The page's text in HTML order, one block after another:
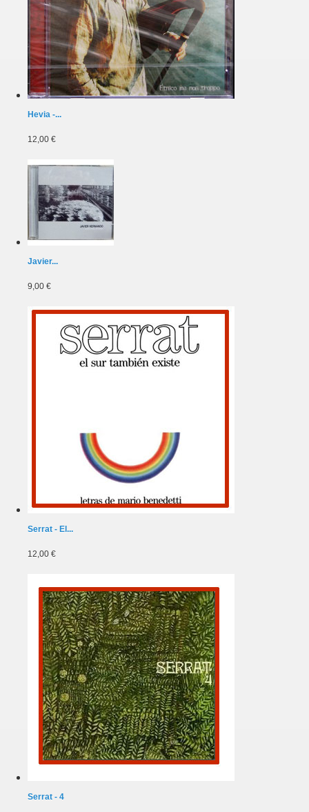
Hevia -...
12,00 €
Javier...
9,00 €
Serrat - El...
12,00 €
Serrat - 4